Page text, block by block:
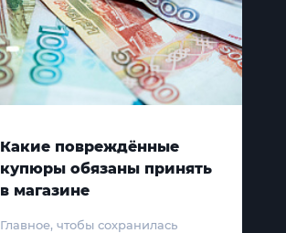
Какие повреждённые
купюры обязаны принять
в магазине
Главное, чтобы сохранилась